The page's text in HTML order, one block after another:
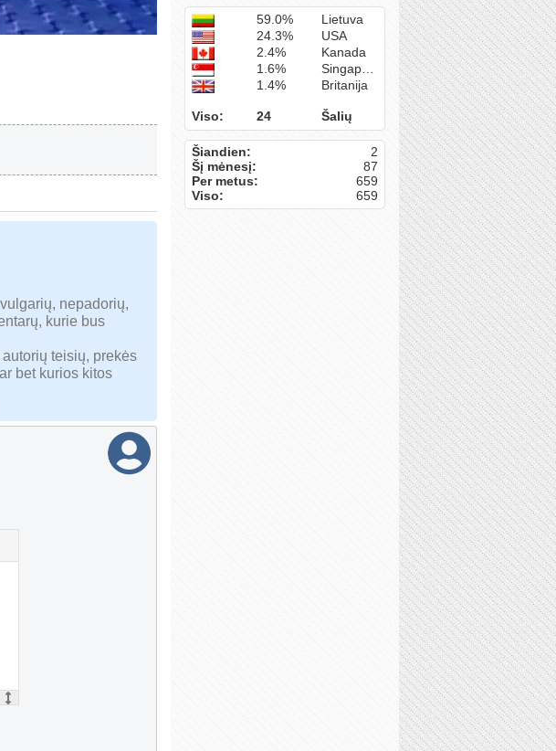
nepadorių,
kurie bus
teisių, prekės
bet kurios kitos
59.0%
Lietuva
24.3%
USA
2.4%
Kanada
1.6%
Singapūras
1.4%
Britanija
Viso: 24 Šalių
Šiandien:
2
Šį mėnesį:
87
Per metus:
659
Viso:
659